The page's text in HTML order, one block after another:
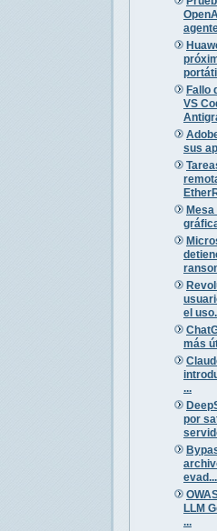
Fallo
VS
sus
Mesa
el
más
...
por
evad...
LLM
...